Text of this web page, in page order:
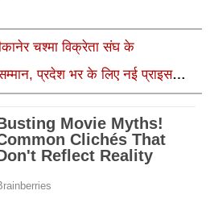
चश्मा विक्रेता संघ के
प्रदेश भर के लिए नई प्राइस